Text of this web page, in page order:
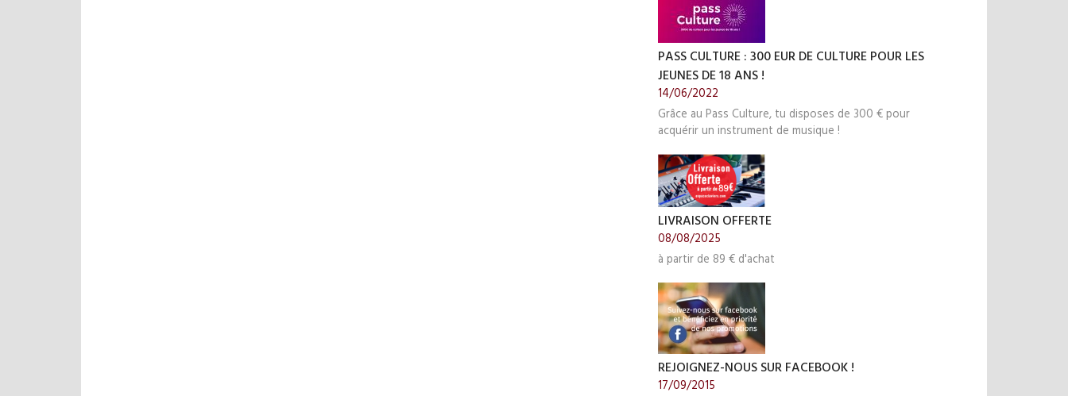
PASS CULTURE : 300 EUR DE CULTURE POUR LES
JEUNES DE 18 ANS !
14/06/2022
Grâce au Pass Culture, tu disposes de 300 € pour
acquérir un instrument de musique !
LIVRAISON OFFERTE
08/08/2025
à partir de 89 € d'achat
REJOIGNEZ-NOUS SUR FACEBOOK !
17/09/2015